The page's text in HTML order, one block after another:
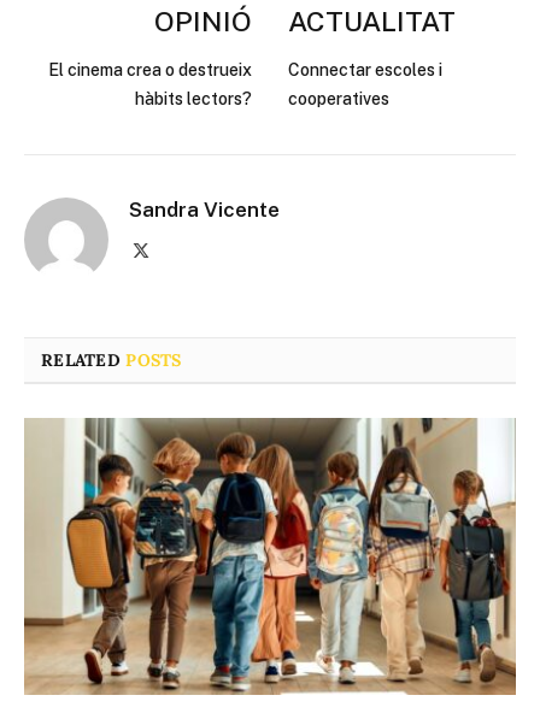
OPINIÓ
El cinema crea o destrueix
hàbits lectors?
ACTUALITAT
Connectar escoles i
cooperatives
Sandra Vicente
RELATEDPOSTS